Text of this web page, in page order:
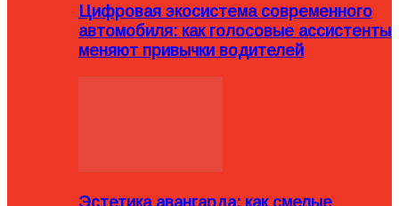
Цифровая экосистема современного
автомобиля: как голосовые ассистенты
меняют привычки водителей
Эстетика авангарда: как смелые